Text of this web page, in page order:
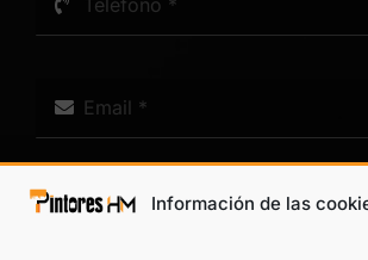
Información de las